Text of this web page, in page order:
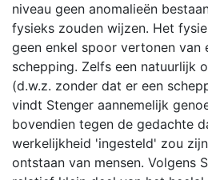
niveau geen anomalieën
fysieks zouden wijzen. Het
geen enkel spoor vertonen van
schepping. Zelfs een natuurlijk
(d.w.z. zonder dat er een
vindt Stenger aannemelijk
bovendien tegen de gedachte
werkelijkheid 'ingesteld' zou
ontstaan van mensen. Volgens